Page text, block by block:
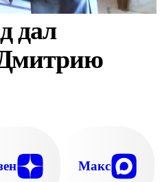
дал
Макс